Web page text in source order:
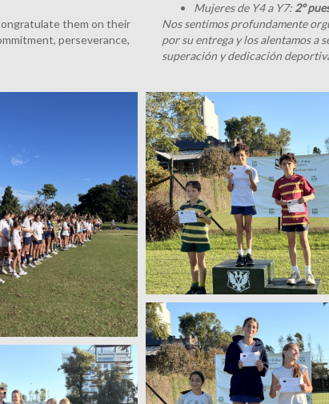
them on their
perseverance,
Mujeres de Y4 a Y7: 2º
Nos sentimos profundamente
por su entrega y los alentamos a
superación y dedicación